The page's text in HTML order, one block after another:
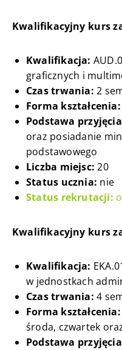
Kwalifikacyjny kurs
Kwalifikacja:
graficznych i
Czas trwania:2
Forma
Podstawa
oraz posiadanie
podstawowego
Liczba miejsc:20
Status ucznia: nie
Status rekrutacji:
Kwalifikacyjny kurs
Kwalifikacja:
w jednostkach
Czas trwania: 4
Forma
środa, czwartek
Podstawa